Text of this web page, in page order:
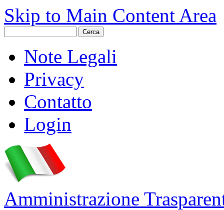
Skip to Main Content Area
Note Legali
Privacy
Contatto
Login
Amministrazione